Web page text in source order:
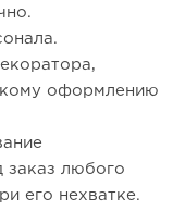
оформлению
заказ любого
его нехватке.